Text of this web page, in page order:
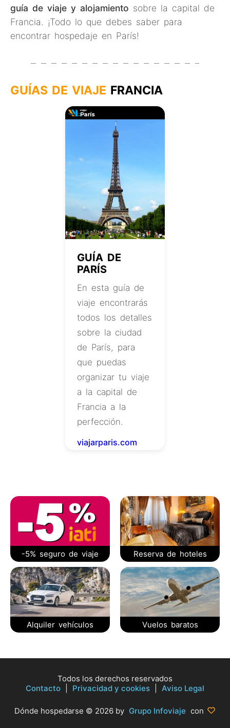
guía de viaje y alojamiento sobre la capital de
Francia. ¡Todo lo que debes saber para
encontrar hospedaje en París!
GUÍAS DE VIAJE FRANCIA
GUÍA DE
PARÍS
En esta guía de
viaje encontrarás
todos los detalles
sobre la ciudad
de París, para
que puedas
organizar tu viaje
a la capital de
Francia a la
perfección.
viajarparis.com
-5% seguro de viaje Reserva de hoteles
Alquiler vehículos Vuelos baratos
Todos los derechos reservados
Contacto
Privacidad y cookies Aviso Legal
Dónde hospedarse © 2026 by Grupo Infoviaje con